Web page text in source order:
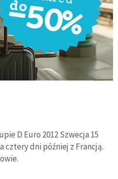
D Euro 2012 Szwecja 15
cztery dni później z Francją.